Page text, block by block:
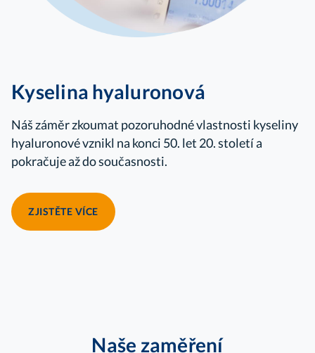
Kyselina hyaluronová
Náš záměr zkoumat pozoruhodné vlastnosti kyseliny
hyaluronové vznikl na konci 50. let 20. století a
pokračuje až do současnosti.
ZJISTĚTE VÍCE
Naše zaměření